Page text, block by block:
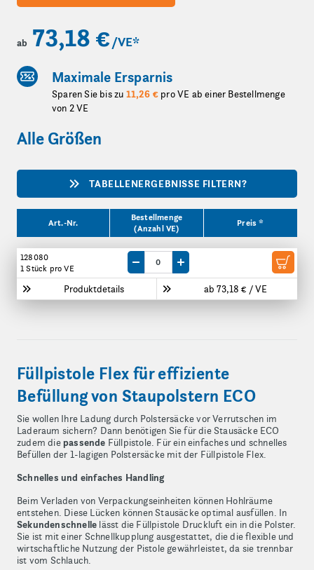
ab 73,18 € /VE*
Maximale Ersparnis
Sparen Sie bis zu 11,26 € pro VE ab einer Bestellmenge
von 2 VE
Alle Größen
TABELLENERGEBNISSE FILTERN?
Art.-Nr.
Bestellmenge
(Anzahl VE)
Preis *
128080
1 Stück pro VE
Produktdetails ab 73,18 € / VE
Menge um eine VE reduzieren
Menge um eine VE erhöhen
Füllpistole Flex für effiziente
Befüllung von Staupolstern ECO
Sie wollen Ihre Ladung durch Polstersäcke vor Verrutschen im
Laderaum sichern? Dann benötigen Sie für die Stausäcke ECO
zudem diepassende Füllpistole. Für ein einfaches und schnelles
Befüllen der 1-lagigen Polstersäcke mit der Füllpistole Flex.
Schnelles und einfaches Handling
Beim Verladen von Verpackungseinheiten können Hohlräume
entstehen. Diese Lücken können Stausäcke optimal ausfüllen. In
Sekundenschnelle lässt die Füllpistole Druckluft ein in die Polster.
Sie ist mit einer Schnellkupplung ausgestattet, die die flexible und
wirtschaftliche Nutzung der Pistole gewährleistet, da sie trennbar
ist vom Schlauch.